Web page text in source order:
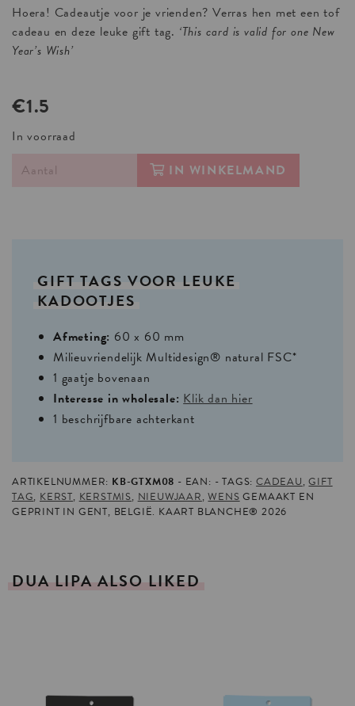
Hoera! Cadeautje voor je vrienden? Verras hen met een tof
cadeau en deze leuke gift tag. ‘This card is valid for one New
Year’s Wish’
€1.5
In voorraad
IN WINKELMAND
GIFT TAGS VOOR LEUKE
KADOOTJES
Afmeting: 60 x 60 mm
Milieuvriendelijk Multidesign® natural FSC*
1 gaatje bovenaan
Interesse in wholesale: Klik dan hier
1 beschrijfbare achterkant
ARTIKELNUMMER: KB-GTXM08 EAN: TAGS:CADEAU,GIFT
TAG, KERST, KERSTMIS, NIEUWJAAR,WENS GEMAAKT EN
GEPRINT IN GENT, BELGIË. KAART BLANCHE® 2026
DUA LIPA ALSO LIKED